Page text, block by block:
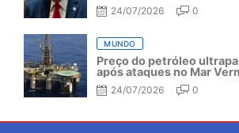
24/07/2026 0
MUNDO
Preço do petróleo
após ataques no Mar
24/07/2026 0